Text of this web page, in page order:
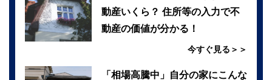
動産いくら？ 住所等の入力で不
動産の価値が分かる！
今すぐ見る＞＞
「相場高騰中」自分の家にこんな